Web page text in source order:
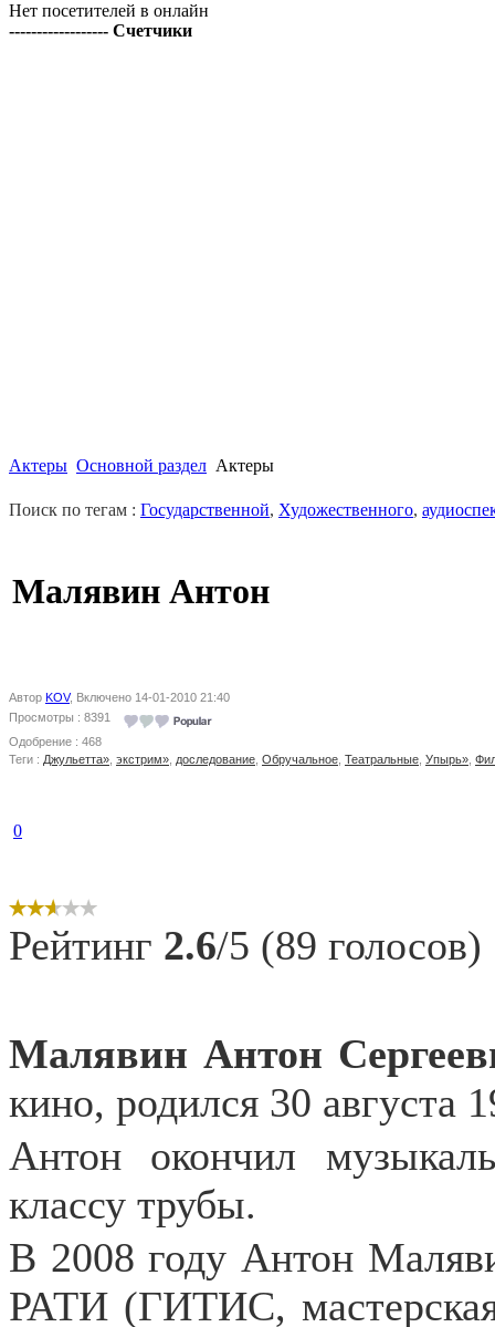
Нет посетителей в онлайн
------------------ Счетчики
Актеры Основной раздел Актеры
Поиск по тегам : Государственной, Художественного,
Малявин Антон
Автор KOV, Включено 14-01-2010 21:40
Просмотры : 8391
Одобрение : 468
Теги : Джульетта» экстрим» доследование Обручальное Театральные Упырь»
0
Рейтинг 2.6/5 (89 голосов)
Малявин Антон
кино, родился 30 августа
Антон окончил
классу трубы.
В 2008 году Антон
РАТИ (ГИТИС,